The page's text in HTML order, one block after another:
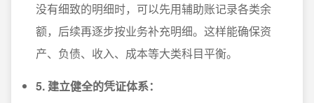
没有细致的明细时，可以先用辅助账记录各类余
额，后续再逐步按业务补充明细。这样能确保资
产、负债、收入、成本等大类科目平衡。
5. 建立健全的凭证体系：